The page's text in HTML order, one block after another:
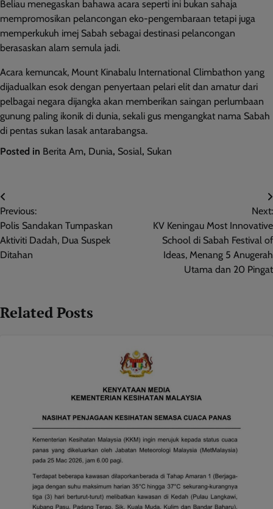
Beliau menegaskan bahawa acara seperti ini bukan sahaja
mempromosikan pelancongan eko-pengembaraan tetapi juga
memperkukuh imej Sabah sebagai destinasi pelancongan
berasaskan alam semula jadi.
Acara kemuncak, Mount Kinabalu International Climbathon yang
dijadualkan esok dengan penyertaan pelari elit dan amatur dari
pelbagai negara dijangka akan memberikan saingan perlumbaan
gunung paling ikonik di dunia, sekali gus mengangkat nama Sabah
di pentas sukan lasak antarabangsa.
Posted in Berita Am, Dunia, Sosial, Sukan
Post
navigation
Previous:
Polis Sandakan Tumpaskan
Aktiviti Dadah, Dua Suspek
Ditahan
Next:
KV Keningau Most Innovative
School di Sabah Festival of
Ideas, Menang 5 Anugerah
Utama dan 20 Pingat
Related Posts